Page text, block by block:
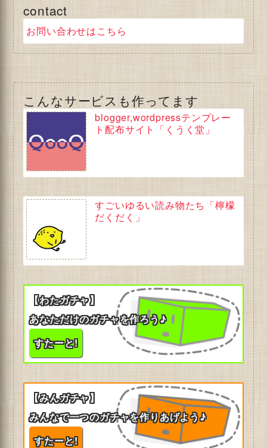
contact
お問い合わせはこちら
こんなサービスも作ってます
blogger,wordpressテンプレー
ト配布サイト「くうく堂」
すごいゆるい読み物たち「檸檬
だくだく」
【わたガチャ】
あなただけのガチャを作ろう♪
すたーと!
【みんガチャ】
みんなで一つのガチャを作りあげよう♪
すたーと!